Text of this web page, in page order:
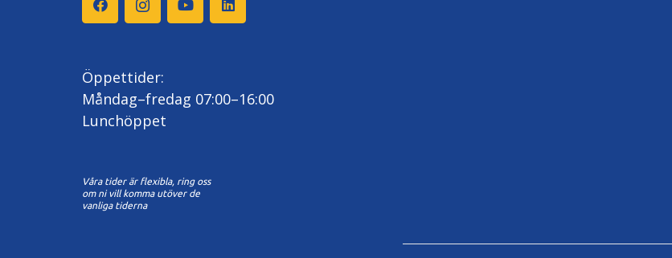
Öppettider:
Måndag–fredag 07:00–16:00
Lunchöppet
Våra tider är flexibla, ring oss
om ni vill komma utöver de
vanliga tiderna